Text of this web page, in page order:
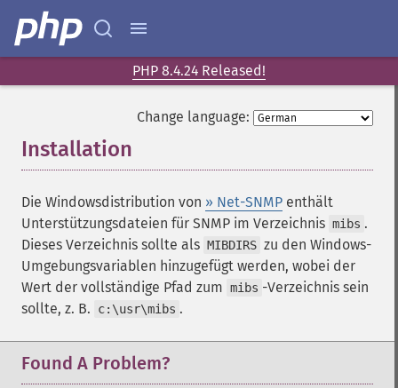
PHP 8.4.24 Released!
Change language:
Installation
Die Windowsdistribution von » Net-SNMP enthält
Unterstützungsdateien für SNMP im Verzeichnis mibs .
Dieses Verzeichnis sollte als MIBDIRS zu den Windows-
Umgebungsvariablen hinzugefügt werden, wobei der
Wert der vollständige Pfad zum mibs -Verzeichnis sein
sollte, z. B.
c:\usr\mibs .
Found A Problem?